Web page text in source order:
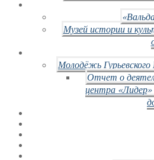
Музей истории и
Молодёжь
Отчет о
центра